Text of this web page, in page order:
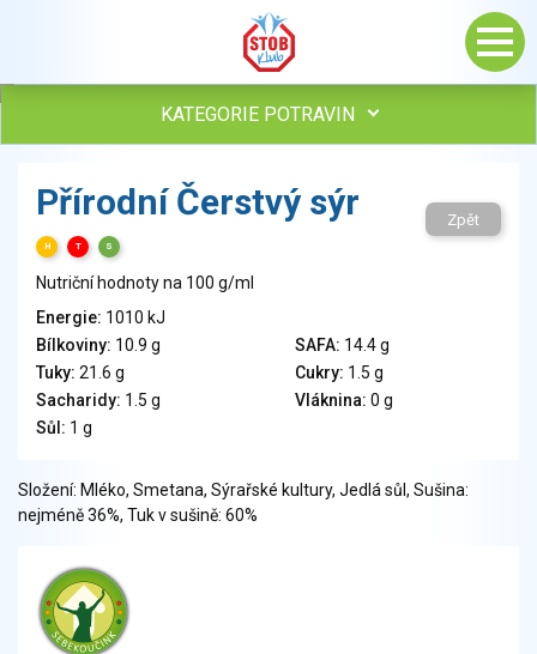
KATEGORIE POTRAVIN
Vejce
Mléko
Veganské a vegetariánské výrobky
Tuky
Obiloviny, mouka, cereální výrobky
Chléb, pečivo, křehké chleby, pufované výrobky
Ovoce
Ořechy, semena
Brambory, luštěniny, houby
Sladkosti, slané výrobky
Zmrzliny
Přírodní Čerstvý sýr
H T S
Zpět
Nutriční hodnoty na 100 g/ml
Energie: 1010 kJ
Bílkoviny: 10.9 g SAFA: 14.4 g
Tuky: 21.6 g Cukry: 1.5 g
Sacharidy: 1.5 g Vláknina: 0 g
Sůl: 1 g
Složení: Mléko, Smetana, Sýrařské kultury, Jedlá sůl, Sušina:
nejméně 36%, Tuk v sušině: 60%